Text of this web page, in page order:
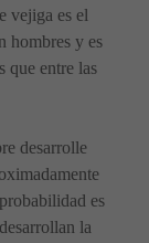
vejiga es el
hombres y es
que entre las
desarrolle
es
la